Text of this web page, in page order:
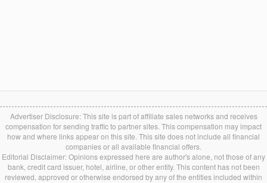
Advertiser Disclosure: This site is part of affiliate sales networks and receives
compensation for sending traffic to partner sites. This compensation may impact
how and where links appear on this site. This site does not include all financial
companies or all available financial offers.
Editorial Disclaimer: Opinions expressed here are author's alone, not those of any
bank, credit card issuer, hotel, airline, or other entity. This content has not been
reviewed, approved or otherwise endorsed by any of the entities included within